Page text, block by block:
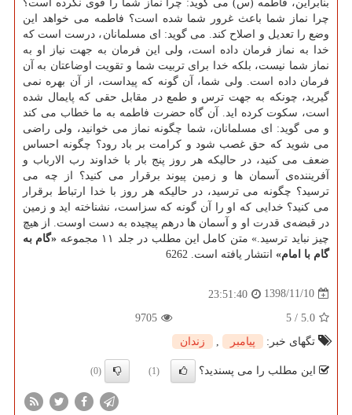
بنابراین، فاطمه (س) می ‏گوید: چرا نماز شما را قوی نكرده است؟
چرا نماز شما باعث غرور شما شده است؟ فاطمه می ‏خواهد این
وضع را تعدیل و اصلاح كند. می ‏گوید: ای مسلمانان، درست است كه
خدا به نماز فرمان داده است، ولی این فرمان به جهت نیاز او به
نماز شما نیست، بلكه خدا برای تربیت شما و تقویت اوضاعتان به آن
فرمان داده است. ولی شما، آن گونه كه پیداست، از آن بهره نمی
‏‏گیرید، چونكه به جهت ترس و طمع در مقابل حقی كه پایمال شده
است، سكوت كرده ‏اید. آن گاه حضرت فاطمه به ما خطاب می كند
و می ‏گوید: ای مسلمانان، شما چگونه نماز می ‏خوانید، ولی راضی
می ‏شوید كه حق غصب شود و كرامت بر باد رود؟ چگونه احساس
ضعف می ‏كنید، در حالیكه هر روز پنج بار با خداوند رب الارباب و
آفریننده‌ی آسمان‏ ها و زمین پیوند برقرار می ‏كنید؟ از چه می
‏ترسید؟ چگونه می ‏ترسید، در حالیكه هر روز با خدا ارتباط برقرار
می كنید؟ خدایی كه او را آن گونه كه سزاست، نشناخته ‏اید و زمین
در قبضه‌ی قدرت او و آسمان ها درهم پیچیده به دست اوست. از هیچ
چیز نباید ترسید.» متن كامل این مطلب در جلد ۱۱ مجموعه
«گام به
گام با امام» انتشار یافته است. 6262
1398/11/10
23:51:40
5.0
/
5
9705
تگهای خبر:
پیامبر زندان
این مطلب را می پسندید؟ (1)
(0)